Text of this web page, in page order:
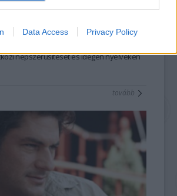
Data Access Privacy Policy
írt ki Magyarország külföldi
népszerűsítését és idegen nyelveken
tovább